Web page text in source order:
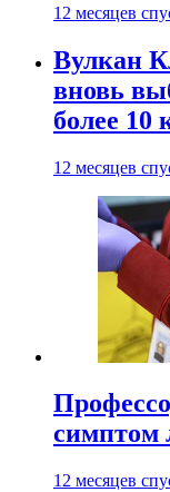
12 месяцев
Вулкан
вновь
более 10
12 месяцев
симптом
12 месяцев